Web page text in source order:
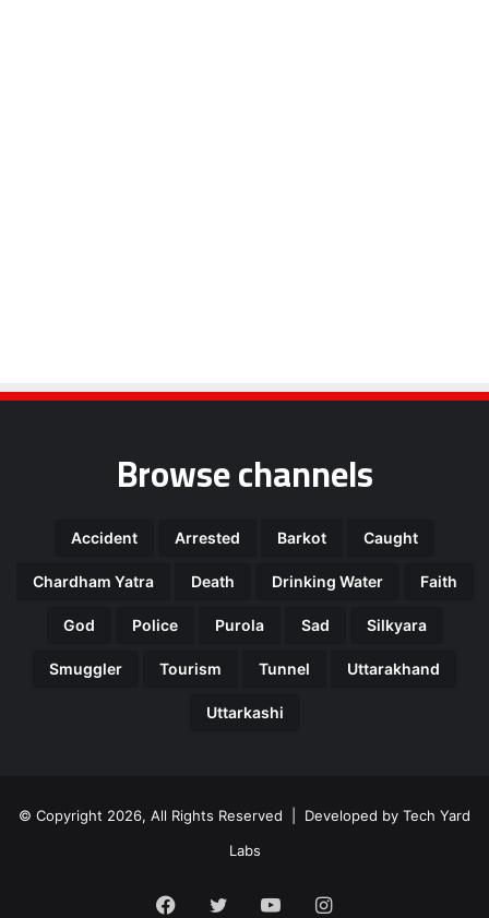
Browse channels
Accident Arrested Barkot Caught
Chardham Yatra Death Drinking Water Faith
God Police Purola Sad Silkyara
Smuggler Tourism Tunnel Uttarakhand
Uttarkashi
© Copyright 2026, All Rights Reserved | Developed by Tech Yard
Labs
Facebook
Twitter YouTubeInstagram